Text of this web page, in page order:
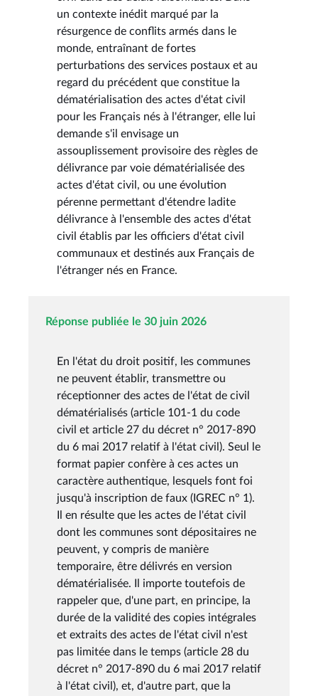
un contexte inédit marqué par la
résurgence de conflits armés dans le
monde, entraînant de fortes
perturbations des services postaux et au
regard du précédent que constitue la
dématérialisation des actes d'état civil
pour les Français nés à l'étranger, elle lui
demande s'il envisage un
assouplissement provisoire des règles de
délivrance par voie dématérialisée des
actes d'état civil, ou une évolution
pérenne permettant d'étendre ladite
délivrance à l'ensemble des actes d'état
civil établis par les officiers d'état civil
communaux et destinés aux Français de
l'étranger nés en France.
Réponse publiée le 30 juin 2026
En l'état du droit positif, les communes
ne peuvent établir, transmettre ou
réceptionner des actes de l'état de civil
dématérialisés (article 101-1 du code
civil et article 27 du décret n° 2017-890
du 6 mai 2017 relatif à l'état civil). Seul le
format papier confère à ces actes un
caractère authentique, lesquels font foi
jusqu'à inscription de faux (IGREC n° 1).
Il en résulte que les actes de l'état civil
dont les communes sont dépositaires ne
peuvent, y compris de manière
temporaire, être délivrés en version
dématérialisée. Il importe toutefois de
rappeler que, d'une part, en principe, la
durée de la validité des copies intégrales
et extraits des actes de l'état civil n'est
pas limitée dans le temps (article 28 du
décret n° 2017-890 du 6 mai 2017 relatif
à l'état civil), et, d'autre part, que la